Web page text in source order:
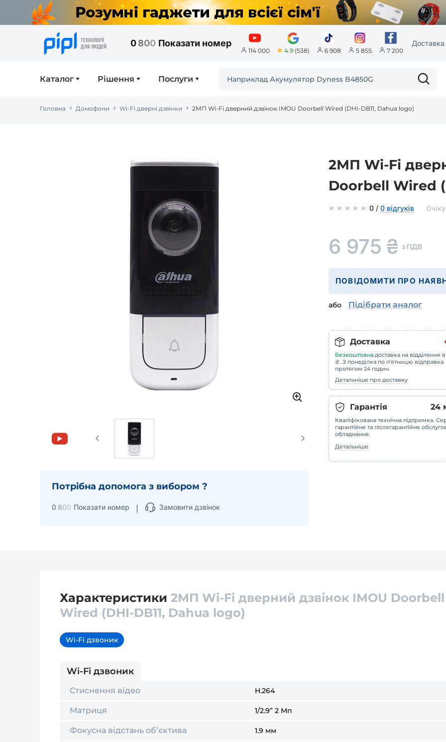
0800 Показати номер
114 000 4.9(538) 6 908 5 855 7 200
Доставка
Каталог Рішення Послуги
Головна Домофони Wi-Fi дверні дзвінки 2МП Wi-Fi дверний дзвінок IMOU Doorbell Wired (DHI-DB11, Dahua logo)
Потрібна допомога з вибором ?
0 800 Показати номер Замовити дзвінок
2МП Wi-Fi
Doorbell Wired
0 / 0 відгуків
6 975 ₴ з ПДВ
ПОВІДОМИТИ ПРО
або Підібрати аналог
Доставка
Безкоштовна доставка на відділення
₴. З понеділка по п'ятницю відправка
протягом 24 годин.
Детальніше про доставку
Гарантія 24
Кваліфікована технічна підтримка.
гарантійне та післягарантійне
обладнання.
Детальніше
Характеристики 2МП Wi-Fi дверний дзвінок IMOU Doorbell
Wired (DHI-DB11, Dahua logo)
Wi-Fi дзвоник
Wi-Fi дзвоник
Стиснення відео H.264
Матриця 1/2.9” 2 Мп
Фокусна відстань об’єктива 1.9 мм